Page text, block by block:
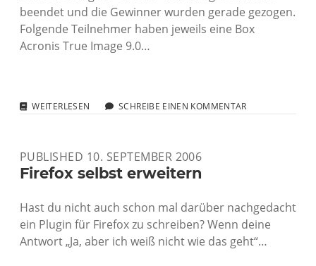
beendet und die Gewinner wurden gerade gezogen.
Folgende Teilnehmer haben jeweils eine Box
Acronis True Image 9.0…
WEITERLESEN GEWINNER
ACRONIS
TRUE
IMAGE
SCHREIBE EINEN KOMMENTAR
PUBLISHED 10. SEPTEMBER 2006
Firefox selbst erweitern
Hast du nicht auch schon mal darüber nachgedacht
ein Plugin für Firefox zu schreiben? Wenn deine
Antwort „Ja, aber ich weiß nicht wie das geht“…